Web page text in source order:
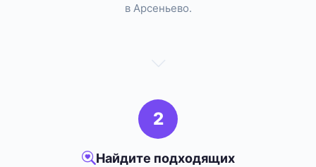
в Арсеньево.
2
Найдите подходящих